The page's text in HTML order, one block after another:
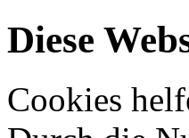
Diese
Cookies